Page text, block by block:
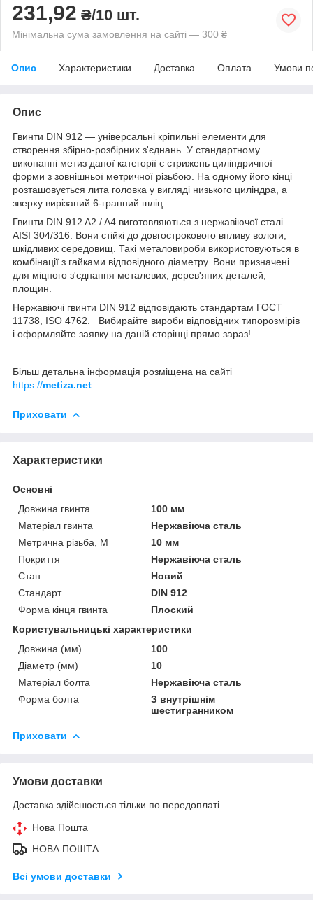
231,92 ₴/10 шт.
Мінімальна сума замовлення на сайті — 300 ₴
Опис Характеристики Доставка Оплата Умови
Опис
Гвинти DIN 912 — універсальні кріпильні елементи для
створення збірно-розбірних з'єднань. У стандартному
виконанні метиз даної категорії є стрижень циліндричної
форми з зовнішньої метричної різьбою. На одному його кінці
розташовується лита головка у вигляді низького циліндра, а
зверху вирізаний 6-гранний шліц.
Гвинти DIN 912 A2 / A4 виготовляються з нержавіючої сталі
AISI 304/316. Вони стійкі до довгострокового впливу вологи,
шкідливих середовищ. Такі металовироби використовуються в
комбінації з гайками відповідного діаметру. Вони призначені
для міцного з'єднання металевих, дерев'яних деталей,
площин.
Нержавіючі гвинти DIN 912 відповідають стандартам ГОСТ
11738, ISO 4762. Вибирайте вироби відповідних типорозмірів
і оформляйте заявку на даній сторінці прямо зараз!
Більш детальна інформація розміщена на сайті
https://metiza.net
Приховати
Характеристики
Основні
Довжина гвинта
100 мм
Матеріал гвинта
Нержавіюча сталь
Метрична різьба, М
10 мм
Покриття
Нержавіюча сталь
Стан
Новий
Стандарт
DIN 912
Форма кінця гвинта
Плоский
Користувальницькі характеристики
Довжина (мм)
100
Діаметр (мм)
10
Матеріал болта
Нержавіюча сталь
Форма болта
З внутрішнім
шестигранником
Приховати
Умови доставки
Доставка здійснюється тільки по передоплаті.
Нова Пошта
НОВА ПОШТА
Всі умови доставки